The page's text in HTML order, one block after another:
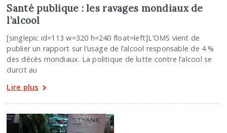
Santé publique : les ravages mondiaux de
l’alcool
[singlepic id=113 w=320 h=240 float=left]L’OMS vient de
publier un rapport sur l’usage de l’alcool responsable de 4 %
des décès mondiaux. La politique de lutte contre l’alcool se
durcit au
Lire plus